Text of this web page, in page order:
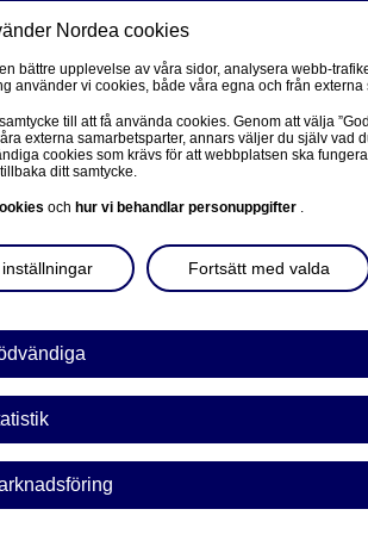
FÖRETAG
Corporate Netbank
Nordea Corporate
Våra sidor – kundinformation
Företagets Dokument/Signera digitalt
GiroLink
Nordea Bokföring
Ditt liv Våra
Fonder Arkiv för
i vårt fondutbud
och vårt fondutbud. Här kan du se
om ändringar är du välkommen
Nordea cookies
bättre upplevelse av våra sidor, analysera webb-
använder vi cookies, både våra egna och från externa
till att få använda cookies. Genom att välja
externa samarbetsparter, annars väljer du själv vad
cookies som krävs för att webbplatsen ska
ditt samtycke.
och hur vi behandlar personuppgifter .
Fortsätt med valda